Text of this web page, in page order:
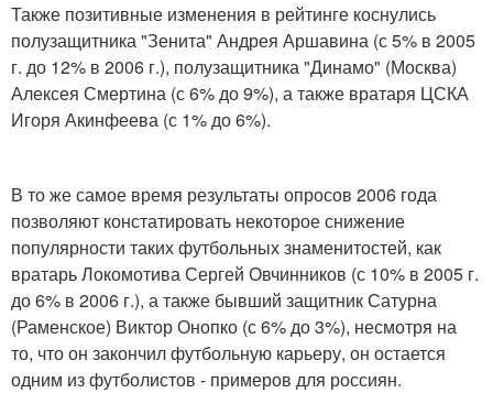
Также позитивные изменения в рейтинге коснулись
полузащитника "Зенита" Андрея Аршавина (с 5% в 2005
г. до 12% в 2006 г.), полузащитника "Динамо" (Москва)
Алексея Смертина (с 6% до 9%), а также вратаря ЦСКА
Игоря Акинфеева (с 1% до 6%).
В то же самое время результаты опросов 2006 года
позволяют констатировать некоторое снижение
популярности таких футбольных знаменитостей, как
вратарь Локомотива Сергей Овчинников (с 10% в 2005 г.
до 6% в 2006 г.), а также бывший защитник Сатурна
(Раменское) Виктор Онопко (с 6% до 3%), несмотря на
то, что он закончил футбольную карьеру, он остается
одним из футболистов - примеров для россиян.